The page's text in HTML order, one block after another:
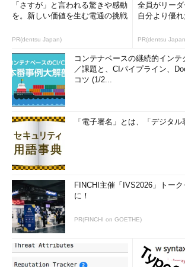
「さすが」と言われる驚きや感動
を。新しい価値を生む電通の挑戦
PR(dentsu Japan)
全員がリーダ
自分より優
PR(dentsu
コンテナベースの継続的イン
／課題と、CIパイプライン、
コツ (1/2...
「電子署名」とは、「デジタル
FINCHI主催「IVS2026」トー
に！
PR(FINCHI on GOETHE)